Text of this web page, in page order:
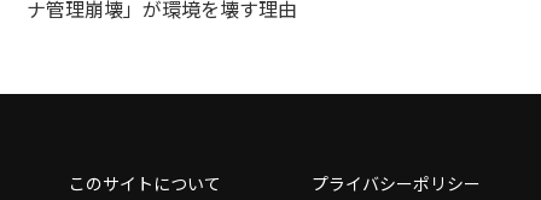
ナ管理崩壊」が環境を壊す理由
このサイトについて プライバシーポリシー